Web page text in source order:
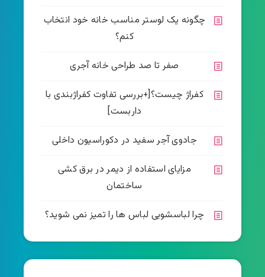
چگونه یک لوستر مناسب خانه خود انتخاب
کنم؟
صفر تا صد طراحی خانه آجری
کفراژ چیست؟[+بررسی تفاوت کفراژبندی با
داربست]
جادوی آجر سفید در دکوراسیون داخلی
مزایای استفاده از دیمر در برق کشی
ساختمان
چرا لباسشویی لباس ها را تمیز نمی شوید؟